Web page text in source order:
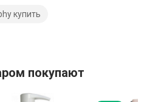
купить
покупают